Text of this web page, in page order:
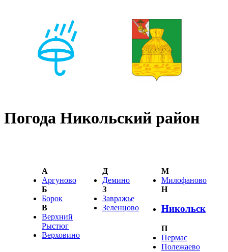
Погода Никольский район
А
Аргуново
Б
Борок
В
Верхний
Рыстюг
Верховино
Д
Демино
З
Завражье
Зеленцово
М
Милофаново
Н
Никольск
П
Пермас
Полежаево